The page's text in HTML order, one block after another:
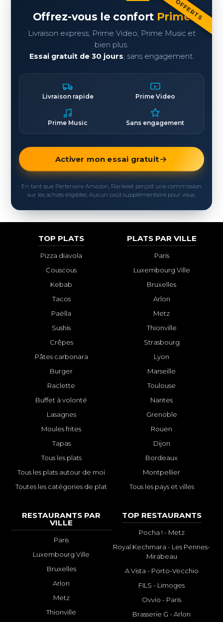
Offrez-vous le confort Prime
Livraison express, Prime Video, Prime Music et
bien plus.
Essai gratuit de 30 jours, sans engagement.
Livraison rapide Prime Video
Prime Music Sans engagement
Activer mon essai gratuit
En tant que Partenaire Amazon, Rankeat perçoit une commission
sur les achats éligibles. Aucun coût supplémentaire pour vous.
TOP PLATS
Pizza diavola
Couscous
Kebab
Tacos
Paëlla
Sushis
Crêpes
Pâtes carbonara
Burger
Raclette
Buffet à volonté
Lasagnes
Moules frites
Tapas
Tous les plats
Tous les plats autour de moi
Toutes les catégories de plat
PLATS PAR VILLE
Paris
Luxembourg Ville
Bruxelles
Arlon
Metz
Thionville
Strasbourg
Lyon
Marseille
Toulouse
Nantes
Grenoble
Rouen
Dijon
Bordeaux
Montpellier
Tous les pays et villes
RESTAURANTS PAR
VILLE
Paris
Luxembourg Ville
Bruxelles
Arlon
Metz
Thionville
TOP RESTAURANTS
Pocha ! - Metz
Royal Kechmara - Les Pennes-
Mirabeau
A Vista - Porto-Vecchio
FILS - Limoges
Ovvio - Paris
Brasserie G - Arlon